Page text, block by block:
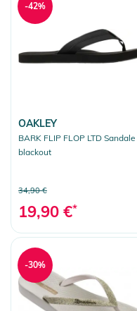
OAKLEY
BARK FLIP FLOP LTD Sandale
blackout
34,90 €
19,90 €*
-42%
-30%